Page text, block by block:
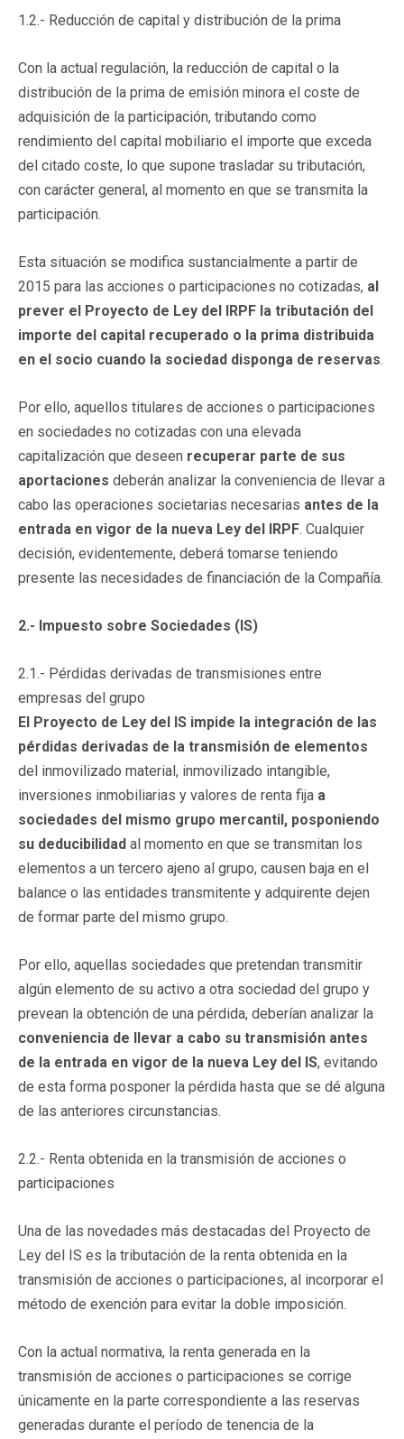
1.2.- Reducción de capital y distribución de la prima
Con la actual regulación, la reducción de capital o la
distribución de la prima de emisión minora el coste de
adquisición de la participación, tributando como
rendimiento del capital mobiliario el importe que exceda
del citado coste, lo que supone trasladar su tributación,
con carácter general, al momento en que se transmita la
participación.
Esta situación se modifica sustancialmente a partir de
2015 para las acciones o participaciones no cotizadas, al
prever el Proyecto de Ley del IRPF la tributación del
importe del capital recuperado o la prima distribuida
en el socio cuando la sociedad disponga de reservas.
Por ello, aquellos titulares de acciones o participaciones
en sociedades no cotizadas con una elevada
capitalización que deseen recuperar parte de sus
aportaciones deberán analizar la conveniencia de llevar a
cabo las operaciones societarias necesarias antes de la
entrada en vigor de la nueva Ley del IRPF. Cualquier
decisión, evidentemente, deberá tomarse teniendo
presente las necesidades de financiación de la Compañía.
2.- Impuesto sobre Sociedades (IS)
2.1.- Pérdidas derivadas de transmisiones entre
empresas del grupo
El Proyecto de Ley del IS impide la integración de las
pérdidas derivadas de la transmisión de elementos
del inmovilizado material, inmovilizado intangible,
inversiones inmobiliarias y valores de renta fija a
sociedades del mismo grupo mercantil, posponiendo
su deducibilidad al momento en que se transmitan los
elementos a un tercero ajeno al grupo, causen baja en el
balance o las entidades transmitente y adquirente dejen
de formar parte del mismo grupo.
Por ello, aquellas sociedades que pretendan transmitir
algún elemento de su activo a otra sociedad del grupo y
prevean la obtención de una pérdida, deberían analizar la
conveniencia de llevar a cabo su transmisión antes
de la entrada en vigor de la nueva Ley del IS, evitando
de esta forma posponer la pérdida hasta que se dé alguna
de las anteriores circunstancias.
2.2.- Renta obtenida en la transmisión de acciones o
participaciones
Una de las novedades más destacadas del Proyecto de
Ley del IS es la tributación de la renta obtenida en la
transmisión de acciones o participaciones, al incorporar el
método de exención para evitar la doble imposición.
Con la actual normativa, la renta generada en la
transmisión de acciones o participaciones se corrige
únicamente en la parte correspondiente a las reservas
generadas durante el período de tenencia de la